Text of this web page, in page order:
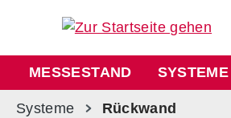
Hauptinhalt springen
Zur Suche springen
Zur Hauptnavigation springen
MESSESTAND SYSTEME
Systeme Rückwand